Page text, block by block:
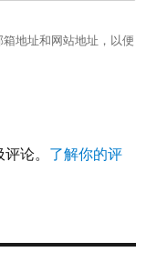
地址和网站地址，以便
论。 了解你的评